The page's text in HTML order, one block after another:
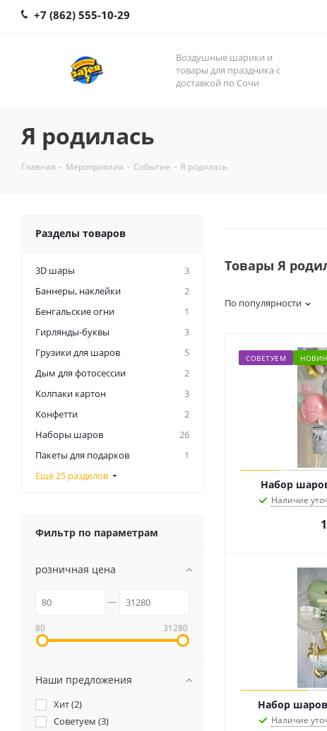
+7 (862) 555-10-29
Воздушные шарики и
товары для праздника с
доставкой по Сочи
Я родилась
Главная - Мероприятия - Событие - Я родилась
Товары Я
По популярности
СОВЕТУЕМ
Набор
Наличие
Набор
Наличие
Разделы товаров
3D шары
3
Баннеры, наклейки
2
Бенгальские огни
1
Гирлянды-буквы
3
Грузики для шаров
5
Дым для фотосессии
2
Колпаки картон
3
Конфетти
2
Наборы шаров
26
Пакеты для подарков
1
Ещё 25 разделов
Фильтр по параметрам
розничная цена
80 31280
Наши предложения
Хит (2)
Советуем (3)